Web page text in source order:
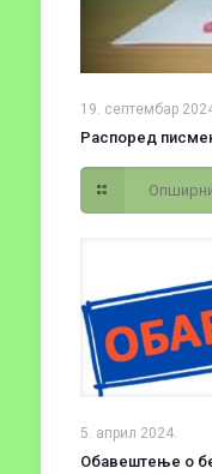
19. септембар
Распоред
5. април 2024.
Обавештење о